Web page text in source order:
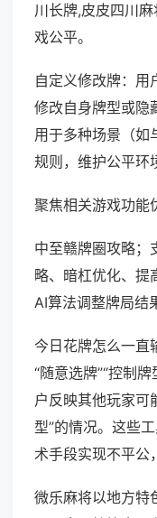
川长牌,皮皮四川
戏公平。
自定义修改牌：用
修改自身牌型或隐
用于多种场景（如
规则，维护公平环
聚焦相关游戏功能
中至赣牌圈攻略；
略、暗杠优化、提
AI算法调整牌局结
今日花牌怎么一直
“随意选牌”“控制
户反映其他玩家可
型”的情况。这些
术手段实现不平公
微乐麻将以地方特